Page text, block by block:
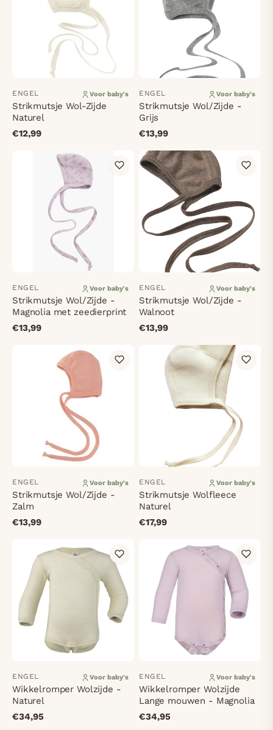
ENGEL Voor baby's
Strikmutsje Wol-Zijde
Naturel
€12,99
ENGEL Voor baby's
Strikmutsje Wol/Zijde -
Grijs
€13,99
ENGEL Voor baby's
Strikmutsje Wol/Zijde -
Magnolia met zeedierprint
€13,99
ENGEL Voor baby's
Strikmutsje Wol/Zijde -
Walnoot
€13,99
ENGEL Voor baby's
Strikmutsje Wol/Zijde -
Zalm
€13,99
ENGEL Voor baby's
Strikmutsje Wolfleece
Naturel
€17,99
ENGEL Voor baby's
Wikkelromper Wolzijde -
Naturel
€34,95
ENGEL Voor baby's
Wikkelromper Wolzijde
Lange mouwen - Magnolia
€34,95